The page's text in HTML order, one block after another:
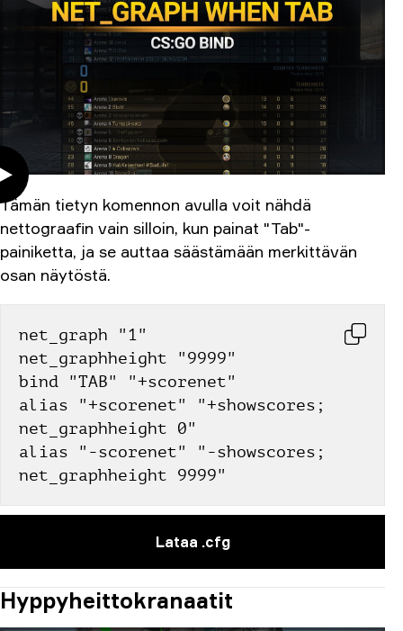
Tämän tietyn komennon avulla voit nähdä
nettograafin vain silloin, kun painat "Tab"-
painiketta, ja se auttaa säästämään merkittävän
osan näytöstä.
net_graph "1"
net_graphheight "9999"
bind "TAB" "+scorenet"
alias "+scorenet" "+showscores;
net_graphheight 0"
alias "-scorenet" "-showscores;
net_graphheight 9999"
Lataa .cfg
Hyppyheittokranaatit